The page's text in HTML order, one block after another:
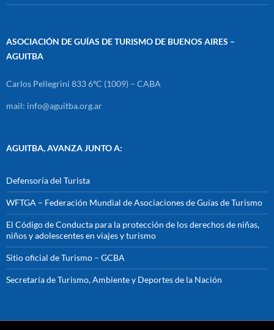
ASOCIACIÓN DE GUÍAS DE TURISMO DE BUENOS AIRES –
AGUITBA
Carlos Pellegrini 833 6ºC (1009) – CABA
mail: info@aguitba.org.ar
AGUITBA, AVANZA JUNTO A:
Defensoría del Turista
WFTGA – Federación Mundial de Asociaciones de Guías de Turismo
El Código de Conducta para la protección de los derechos de niñas,
niños y adolescentes en viajes y turismo
Sitio oficial de Turismo – GCBA
Secretaría de Turismo, Ambiente y Deportes de la Nación